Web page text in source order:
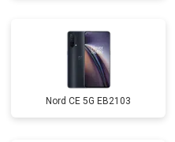
Nord CE 5G EB2103